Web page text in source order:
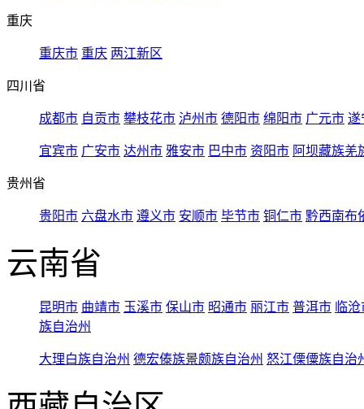
重庆
重庆市 重庆 两江新区
四川省
成都市 自贡市 攀枝花市 泸州市 德阳市 绵阳市 广元市 遂
宜宾市 广安市 达州市 雅安市 巴中市 资阳市 阿坝藏族羌
贵州省
贵阳市 六盘水市 遵义市 安顺市 毕节市 铜仁市 黔西南布
云南省
昆明市 曲靖市 玉溪市 保山市 昭通市 丽江市 普洱市 临
族自治州
大理白族自治州 德宏傣族景颇族自治州 怒江傈僳族自治